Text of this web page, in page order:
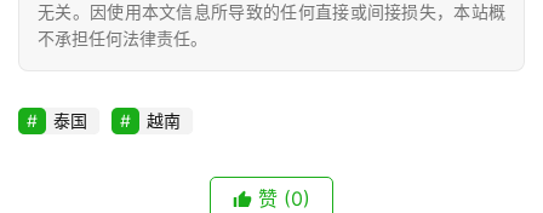
无关。因使用本文信息所导致的任何直接或间接损失，本站概
不承担任何法律责任。
泰国 越南
赞 (0)